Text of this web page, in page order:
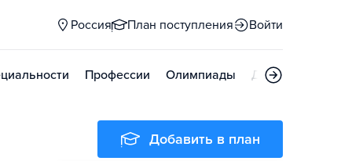
Россия План поступления Войти
Профессии Олимпиады Дни открытых
Добавить в план